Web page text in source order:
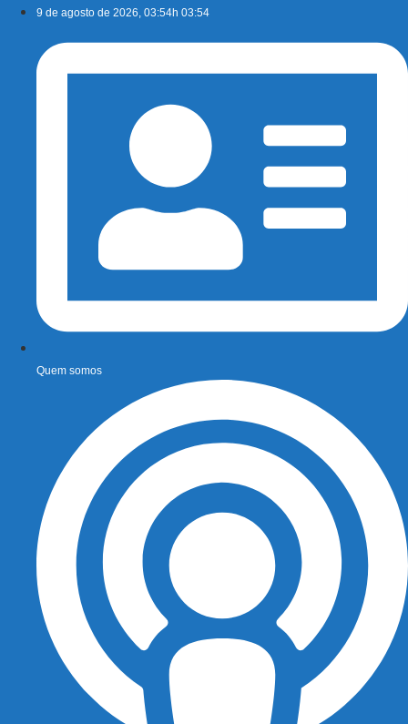
conteúdo
9 de agosto de 2026, 03:54h 03:54
Quem somos